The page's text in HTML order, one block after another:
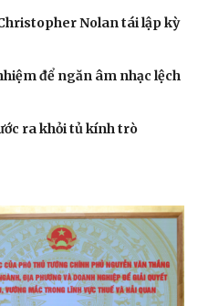
Nolan tái lập kỳ
để ngăn âm nhạc lệch
ra khỏi tủ kính trò